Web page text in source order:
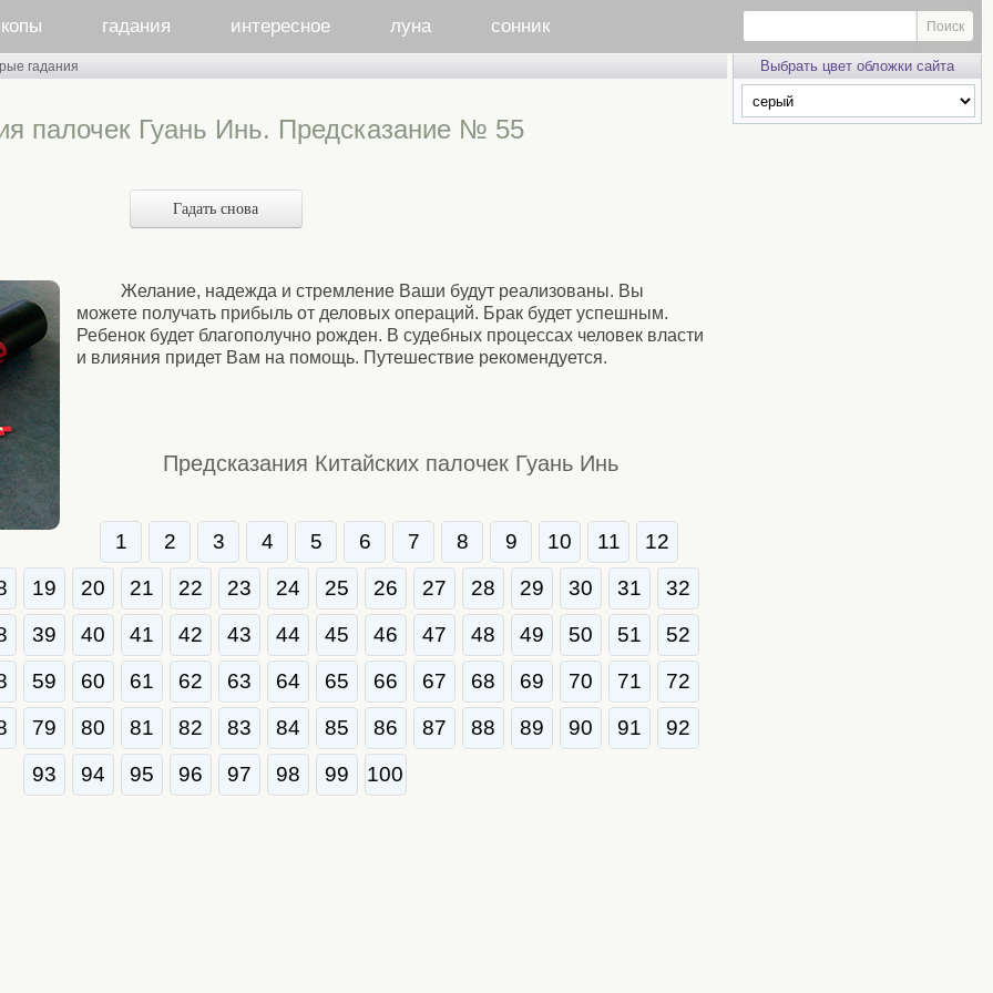
гадания интересное луна сонник
гадания
палочек Гуань Инь. Предсказание № 55
Гадать снова
Желание, надежда и стремление Ваши будут реализованы. Вы
можете получать прибыль от деловых операций. Брак будет успешным.
Ребенок будет благополучно рожден. В судебных процессах человек власти
и влияния придет Вам на помощь. Путешествие рекомендуется.
Предсказания Китайских палочек Гуань Инь
1 2 3 4 5 6 7 8 9 10 11
12
19 20 21 22 23 24 25 26 27 28 29 30 31
32
39 40 41 42 43 44 45 46 47 48 49 50 51
52
59 60 61 62 63 64 65 66 67 68 69 70 71
72
79 80 81 82 83 84 85 86 87 88 89 90 91
92
93
94 95 96 97 98 99 100
Выбрать цвет обложки сайта